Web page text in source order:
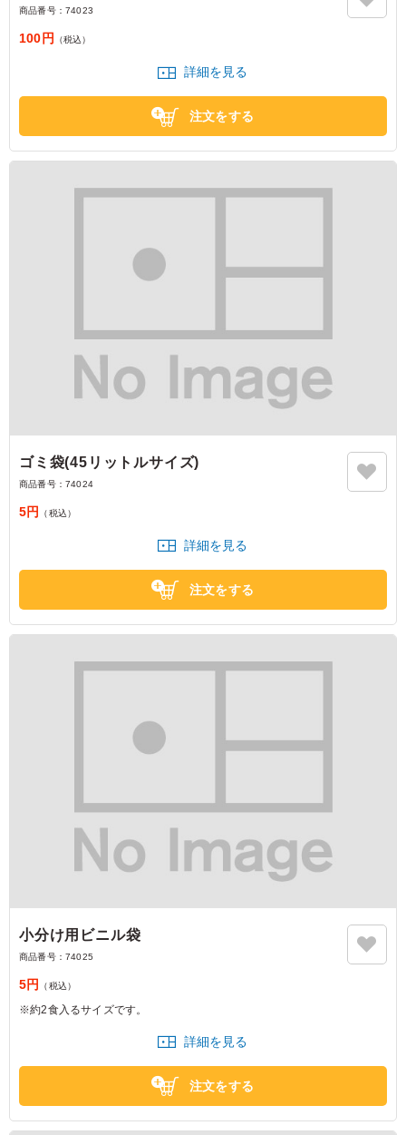
商品番号： 74023
100円 （税込）
詳細を見る
注文をする
ゴミ袋(45リットルサイズ)
商品番号： 74024
5円 （税込）
詳細を見る
注文をする
小分け用ビニル袋
商品番号： 74025
5円 （税込）
※約2食入るサイズです。
詳細を見る
注文をする